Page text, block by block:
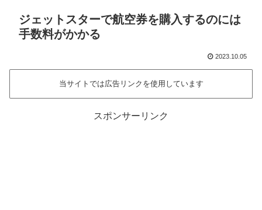
ジェットスターで航空券を購入するのには
手数料がかかる
2023.10.05
当サイトでは広告リンクを使用しています
スポンサーリンク